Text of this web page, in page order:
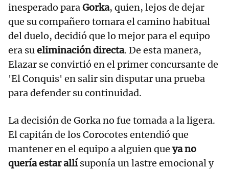
inesperado paraGorka, quien, lejos de dejar
que su compañero tomara el camino habitual
del duelo, decidió que lo mejor para el equipo
era sueliminación directa. De esta manera,
Elazar se convirtió en el primer concursante de
'El Conquis' en salir sin disputar una prueba
para defender su continuidad.
La decisión de Gorka no fue tomada a la ligera.
El capitán de los Corocotes entendió que
mantener en el equipo a alguien que ya no
quería estar allísuponía un lastre emocional y